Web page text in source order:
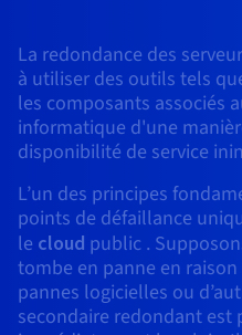
Sécurité
Tarifs
DISTRIBUER MON TRAFIC
Répartiteur de charge
Disponibilités par régions
Documentation
Roadmap & Changelog
AI Endpoints - Bases API
AI Endpoints - Batch API
GPUS
Nvidia H200
Nvidia H100
Managed HSM
Dedicated HSM
Infrastructure Anti-DDoS
Tarifs
Disponibilités par régions
Documentation
Roadmap & Changelog
Disponibilités par régions
Documentation
Roadmap & Changelog
MCP Server
Tarifs
Disponibilités par régions
Roadmap & Changelog
Guides et documentation
Conformité et certifications
Roadmap & Changelog
SAP HANA ON OVHCLOUD
SAP HANA on Bare Metal
SAP HANA on Private Cloud
Tarifs
Documentation
Roadmap & Changelog
Cloud Native
AI & HPC
OPCP Packager
CLOUD READY
Cloud ready
Self-Service Portal, API & IaC
PROTECTION & SÉCURITÉ
Infrastructure Anti-DDoS
Protection Game DDoS
DNSSEC
SSL Gateway
Guides et documentation
Roadmap & Changelog
USAGES
Résilience et AZ
Grid computing
Virtualisation et
Site web et application métier
Tous les usages
Tous les usages
Documentation
BGP Services
PROTECTION & SÉCURITÉ
Infrastructure Anti-DDoS
DNSSEC
SSL Gateway
Bases de données
Option Certificats SSL
Option CDN
USAGES
Comment créer un site web ?
Héberger votre site
La redondance des
à utiliser des outils tels
les composants associés
informatique d'une
disponibilité de service
L’un des principes
points de défaillance
le cloud public .
tombe en panne en
pannes logicielles ou
secondaire redondant est